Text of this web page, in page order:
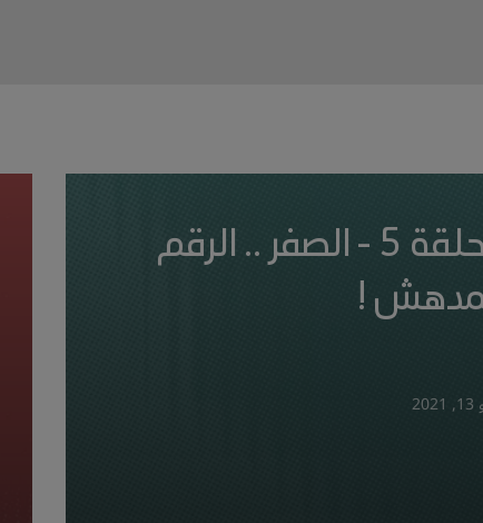
الحلقة 5 - الصفر .. الرقم
!